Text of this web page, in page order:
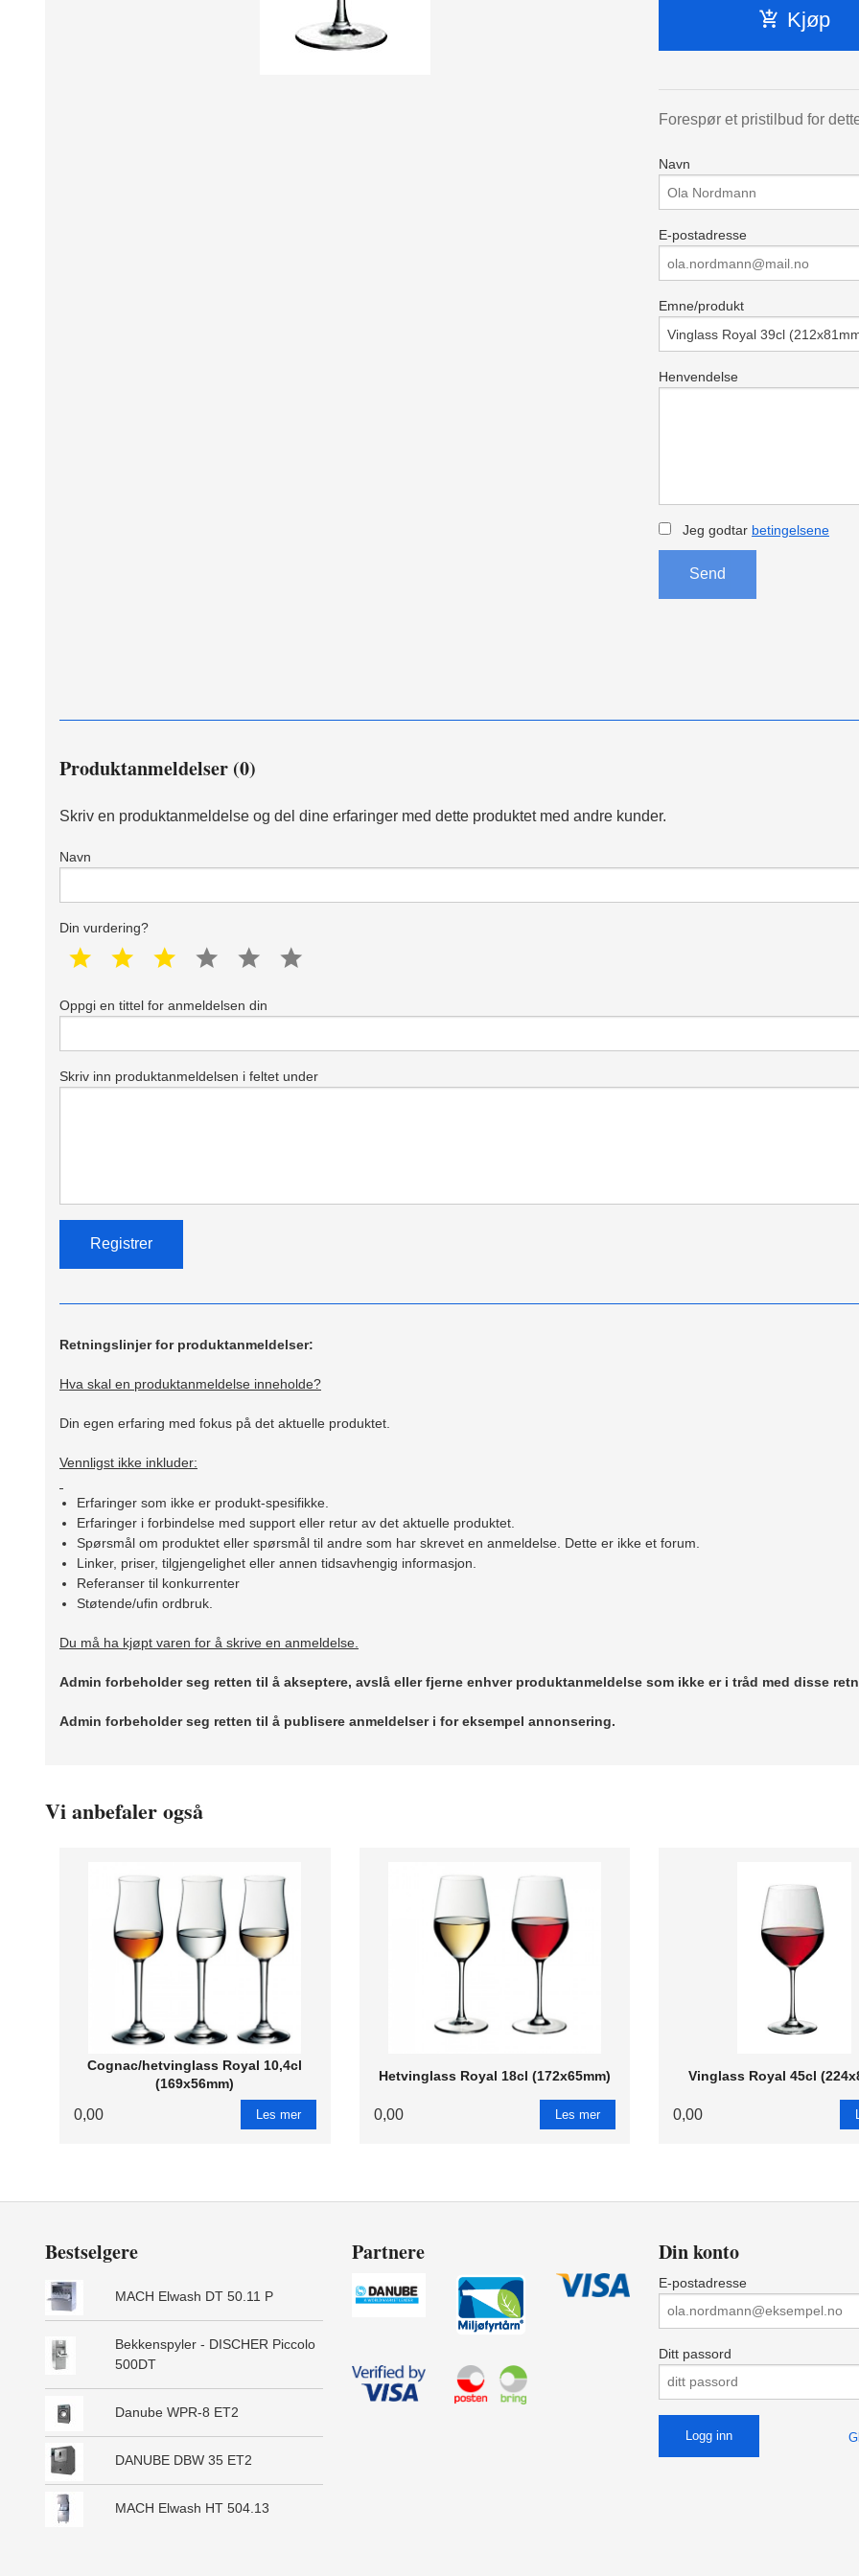
Kjøp
Forespør et pristilbud for
Navn
E-postadresse
Emne/produkt
Henvendelse
Jeg godtar betingelsene
Send
Produktanmeldelser (0)
Skriv en produktanmeldelse og del dine erfaringer med dette produktet med andre kunder.
Navn
Din vurdering?
1 star 2 star 3 star 4 star 5 star
Oppgi en tittel for anmeldelsen din
Skriv inn produktanmeldelsen i feltet under
Retningslinjer for produktanmeldelser:
Hva skal en produktanmeldelse inneholde?
Din egen erfaring med fokus på det aktuelle produktet.
Vennligst ikke inkluder:
Erfaringer som ikke er produkt-spesifikke.
Erfaringer i forbindelse med support eller retur av det aktuelle produktet.
Spørsmål om produktet eller spørsmål til andre som har skrevet en anmeldelse. Dette er ikke et forum.
Linker, priser, tilgjengelighet eller annen tidsavhengig informasjon.
Referanser til konkurrenter
Støtende/ufin ordbruk.
Du må ha kjøpt varen for å skrive en anmeldelse.
Admin forbeholder seg retten til å akseptere, avslå eller fjerne enhver produktanmeldelse som ikke er i tråd med disse
Admin forbeholder seg retten til å publisere anmeldelser i for eksempel annonsering.
Vi anbefaler også
Cognac/hetvinglass Royal 10,4cl
(169x56mm)
0,00 Les mer
Hetvinglass Royal 18cl (172x65mm)
0,00 Les mer
Vinglass Royal 45cl
0,00
Bestselgere
MACH Elwash DT 50.11 P
Bekkenspyler - DISCHER Piccolo
500DT
Danube WPR-8 ET2
DANUBE DBW 35 ET2
MACH Elwash HT 504.13
Partnere Din konto
E-postadresse
Ditt passord